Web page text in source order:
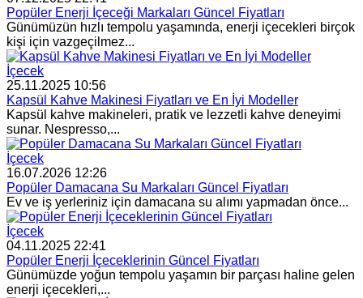
Popüler Enerji İçeceği Markaları Güncel Fiyatları
Günümüzün hızlı tempolu yaşamında, enerji içecekleri birçok
kişi için vazgeçilmez...
İçecek
25.11.2025 10:56
Kapsül Kahve Makinesi Fiyatları ve En İyi Modeller
Kapsül kahve makineleri, pratik ve lezzetli kahve deneyimi
sunar. Nespresso,...
İçecek
16.07.2026 12:26
Popüler Damacana Su Markaları Güncel Fiyatları
Ev ve iş yerleriniz için damacana su alımı yapmadan önce...
İçecek
04.11.2025 22:41
Popüler Enerji İçeceklerinin Güncel Fiyatları
Günümüzde yoğun tempolu yaşamın bir parçası haline gelen
enerji içecekleri,...